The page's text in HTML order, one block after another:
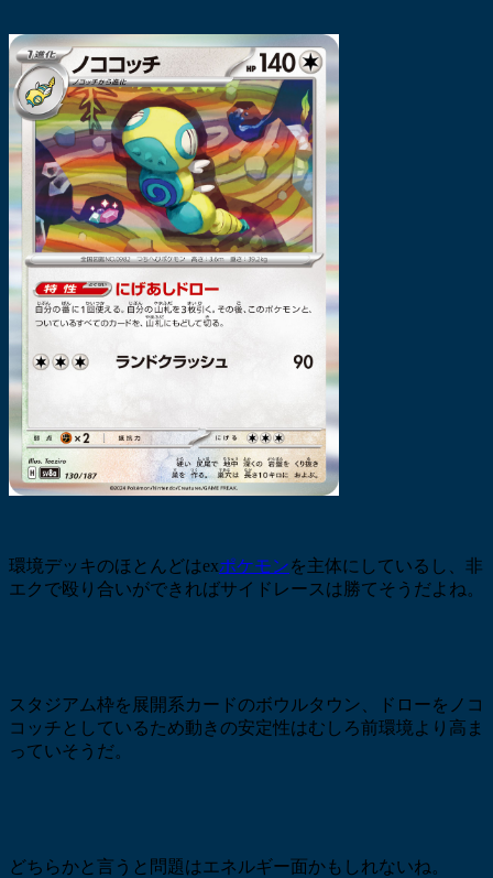
環境デッキのほとんどはexポケモンを主体にしているし、非
エクで殴り合いができればサイドレースは勝てそうだよね。
スタジアム枠を展開系カードのボウルタウン、ドローをノコ
コッチとしているため動きの安定性はむしろ前環境より高ま
っていそうだ。
どちらかと言うと問題はエネルギー面かもしれないね。